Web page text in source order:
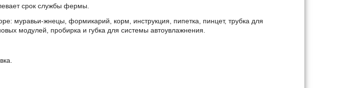
срок службы фермы.
муравьи-жнецы, формикарий, корм, инструкция, пипетка, пинцет, трубка для
модулей, пробирка и губка для системы автоувлажнения.